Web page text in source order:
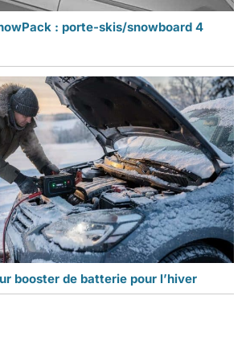
: porte-skis/snowboard 4
booster de batterie pour l’hiver